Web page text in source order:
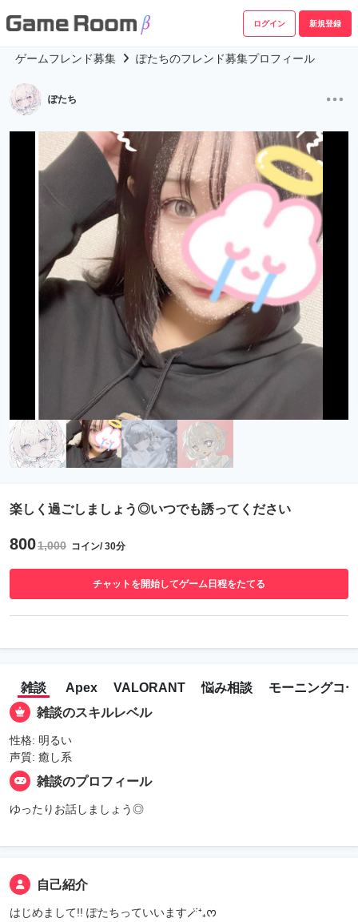
ログイン 新規登録
ゲームフレンド募集 ぽたちのフレンド募集プロフィール
ぽたち
楽しく過ごしましょう◎いつでも誘ってください
8001,000 コイン/ 30分
チャットを開始してゲーム日程をたてる
雑談 Apex VALORANT 悩み相談
モーニングコ
雑談のスキルレベル
性格: 明るい
声質: 癒し系
雑談のプロフィール
ゆったりお話しましょう◎
自己紹介
はじめまして!! ぽたちっていいます🪄⁺₊ᰔ